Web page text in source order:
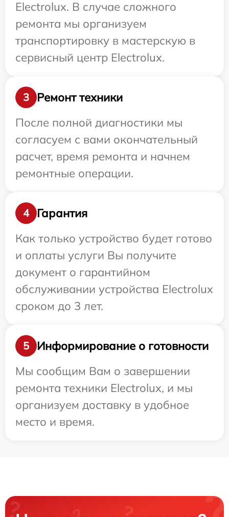
Electrolux. В случае сложного
ремонта мы организуем
транспортировку в мастерскую в
сервисный центр Electrolux.
3
Ремонт техники
После полной диагностики мы
согласуем с вами окончательный
расчет, время ремонта и начнем
ремонтные операции.
4
Гарантия
Как только устройство будет готово
и оплаты услуги Вы получите
документ о гарантийном
обслуживании устройства Electrolux
сроком до 3 лет.
5
Информирование о готовности
Мы сообщим Вам о завершении
ремонта техники Electrolux, и мы
организуем доставку в удобное
место и время.